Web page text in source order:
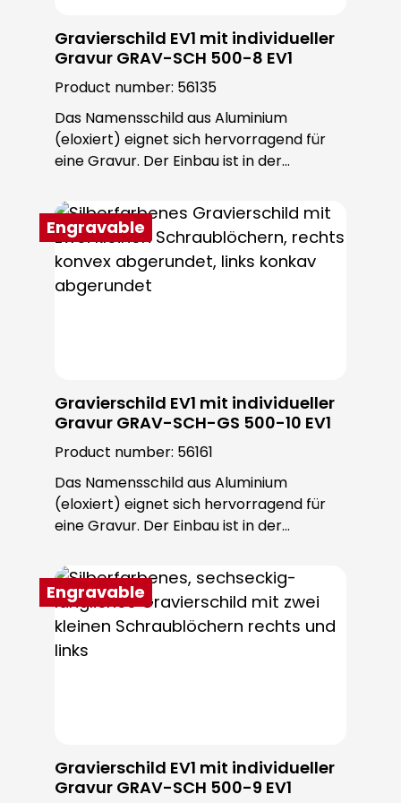
Setzen Sie bereits an der Eingangstür ein
Zeichen und heißen Sie Ihre Besucher auf
innovative und beeindruckende Weise
willkommen.
Gravierschild EV1 mit individueller
Gravur GRAV-SCH 500-8 EV1
Product number: 56135
Das Namensschild aus Aluminium
(eloxiert) eignet sich hervorragend für
eine Gravur. Der Einbau ist in der
individuell möglich. Die Schrauben sind im
Lieferumfang enthalten.
Engravable
Gravierschild EV1 mit individueller
Gravur GRAV-SCH-GS 500-10 EV1
Product number: 56161
Das Namensschild aus Aluminium
(eloxiert) eignet sich hervorragend für
eine Gravur. Der Einbau ist in der
individuell möglich. Die Schrauben sind im
Lieferumfang enthalten.
Engravable
Gravierschild EV1 mit individueller
Gravur GRAV-SCH 500-9 EV1